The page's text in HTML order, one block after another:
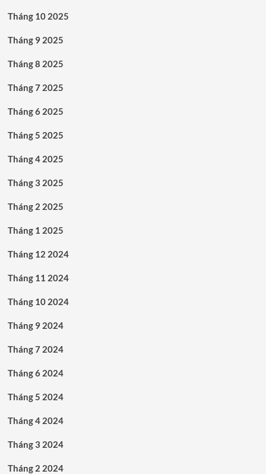
Tháng 10 2025
Tháng 9 2025
Tháng 8 2025
Tháng 7 2025
Tháng 6 2025
Tháng 5 2025
Tháng 4 2025
Tháng 3 2025
Tháng 2 2025
Tháng 1 2025
Tháng 12 2024
Tháng 11 2024
Tháng 10 2024
Tháng 9 2024
Tháng 7 2024
Tháng 6 2024
Tháng 5 2024
Tháng 4 2024
Tháng 3 2024
Tháng 2 2024